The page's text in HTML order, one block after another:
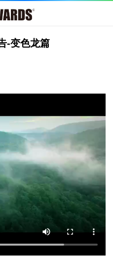
-变色龙篇